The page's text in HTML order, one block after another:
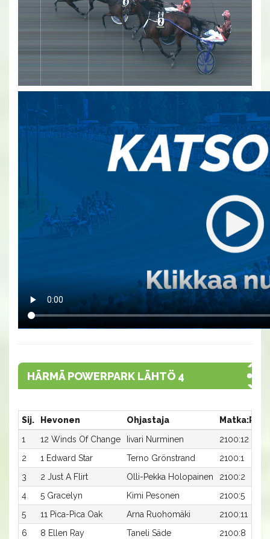
HÄRMÄ POWERPARK LÄHTÖ 4
Sij. Hevonen Ohjastaja
Matka:Rata
1
12 Winds Of Change Iivari Nurminen
2100:12
2
1 Edward Star Terno Grönstrand
2100:1
3
2 Just A Flirt Olli-Pekka Holopainen
2100:2
4
5 Gracelyn Kimi Pesonen
2100:5
5
11 Pica-Pica Oak Arna Ruohomäki
2100:11
6
8 Ellen Ray Taneli Säde
2100:8